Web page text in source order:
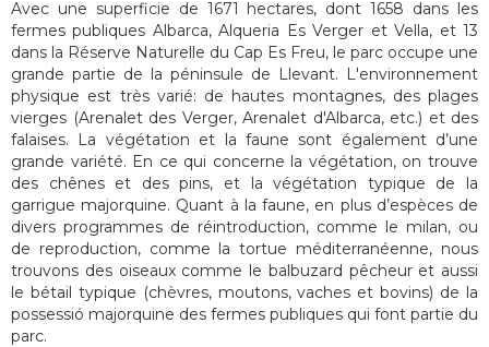
Avec une superficie de 1671 hectares, dont 1658 dans les
fermes publiques Albarca, Alqueria Es Verger et Vella, et 13
dans la Réserve Naturelle du Cap Es Freu, le parc occupe une
grande partie de la péninsule de Llevant. L'environnement
physique est très varié: de hautes montagnes, des plages
vierges (Arenalet des Verger, Arenalet d'Albarca, etc.) et des
falaises. La végétation et la faune sont également d’une
grande variété. En ce qui concerne la végétation, on trouve
des chênes et des pins, et la végétation typique de la
garrigue majorquine. Quant à la faune, en plus d’espèces de
divers programmes de réintroduction, comme le milan, ou
de reproduction, comme la tortue méditerranéenne, nous
trouvons des oiseaux comme le balbuzard pêcheur et aussi
le bétail typique (chèvres, moutons, vaches et bovins) de la
possessió majorquine des fermes publiques qui font partie du
parc.